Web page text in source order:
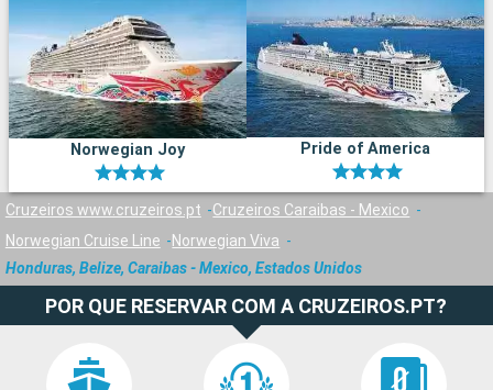
Norwegian Joy Pride of America
Cruzeiros www.cruzeiros.pt
Cruzeiros Caraibas - Mexico
Norwegian Cruise Line
Norwegian Viva
Honduras, Belize, Caraibas - Mexico, Estados Unidos
POR QUE RESERVAR COM A CRUZEIROS.PT?